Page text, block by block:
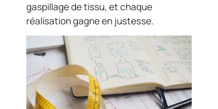
gaspillage de tissu, et chaque
réalisation gagne en justesse.